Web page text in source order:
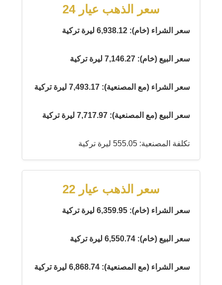
سعر الذهب عيار 24
سعر الشراء (خام): 6,938.12 ليرة تركية
سعر البيع (خام): 7,146.27 ليرة تركية
سعر الشراء (مع المصنعية): 7,493.17 ليرة تركية
سعر البيع (مع المصنعية): 7,717.97 ليرة تركية
تكلفة المصنعية: 555.05 ليرة تركية
سعر الذهب عيار 22
سعر الشراء (خام): 6,359.95 ليرة تركية
سعر البيع (خام): 6,550.74 ليرة تركية
سعر الشراء (مع المصنعية): 6,868.74 ليرة تركية